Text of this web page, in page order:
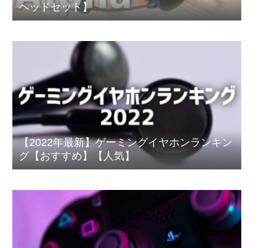
ヘッドセット】
【2022年最新】ゲーミングイヤホンランキン
グ【おすすめ】【人気】